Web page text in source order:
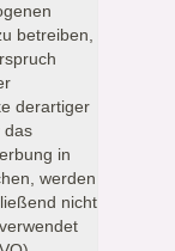
betreiben,
derartiger
das
in
werden
nicht